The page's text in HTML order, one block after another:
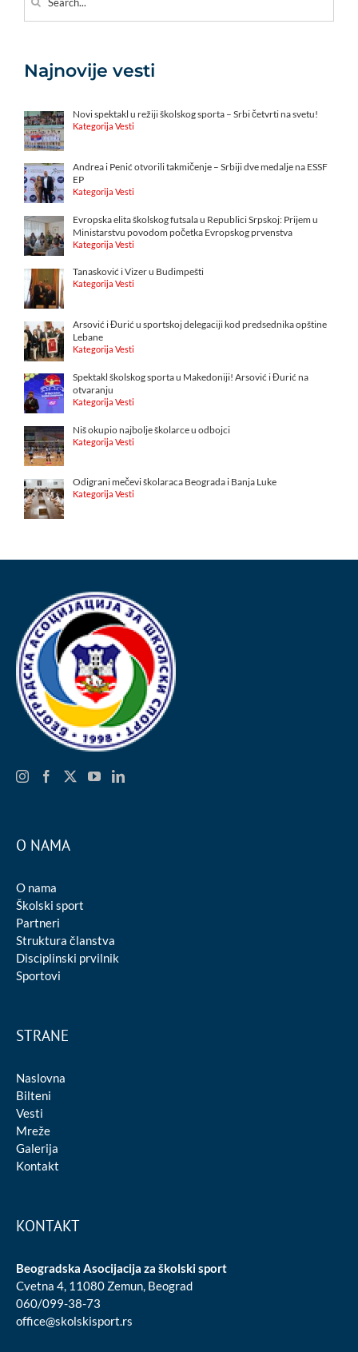
for:
Najnovije vesti
Novi spektakl u režiji školskog sporta – Srbi četvrti na svetu!
Kategorija Vesti
Andrea i Penić otvorili takmičenje – Srbiji dve medalje na ESSF
EP
Kategorija Vesti
Evropska elita školskog futsala u Republici Srpskoj: Prijem u
Ministarstvu povodom početka Evropskog prvenstva
Kategorija Vesti
Tanasković i Vizer u Budimpešti
Kategorija Vesti
Arsović i Đurić u sportskoj delegaciji kod predsednika opštine
Lebane
Kategorija Vesti
Spektakl školskog sporta u Makedoniji! Arsović i Đurić na
otvaranju
Kategorija Vesti
Niš okupio najbolje školarce u odbojci
Kategorija Vesti
Odigrani mečevi školaraca Beograda i Banja Luke
Kategorija Vesti
O NAMA
O nama
Školski sport
Partneri
Struktura članstva
Disciplinski prvilnik
Sportovi
STRANE
Naslovna
Bilteni
Vesti
Mreže
Galerija
Kontakt
KONTAKT
Beogradska Asocijacija za školski sport
Cvetna 4, 11080 Zemun, Beograd
060/099-38-73
office@skolskisport.rs